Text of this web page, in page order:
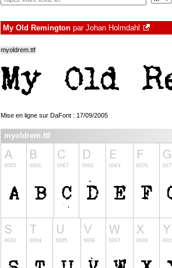
My Old Remington par Johan Holmdahl
myoldrem.ttf
Mise en ligne sur DaFont : 17/09/2005
myoldrem.ttf